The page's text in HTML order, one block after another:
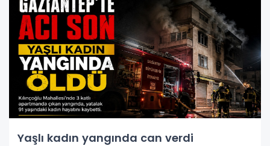
Yaşlı kadın yangında can verdi